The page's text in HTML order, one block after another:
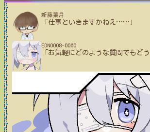
新藤葉月
「仕事といきますかねえ ……
EDN0008-0060
「お気軽にどのような質問でもど